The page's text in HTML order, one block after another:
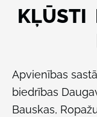
KĻŪSTI
Apvienības
biedrības
Bauskas,